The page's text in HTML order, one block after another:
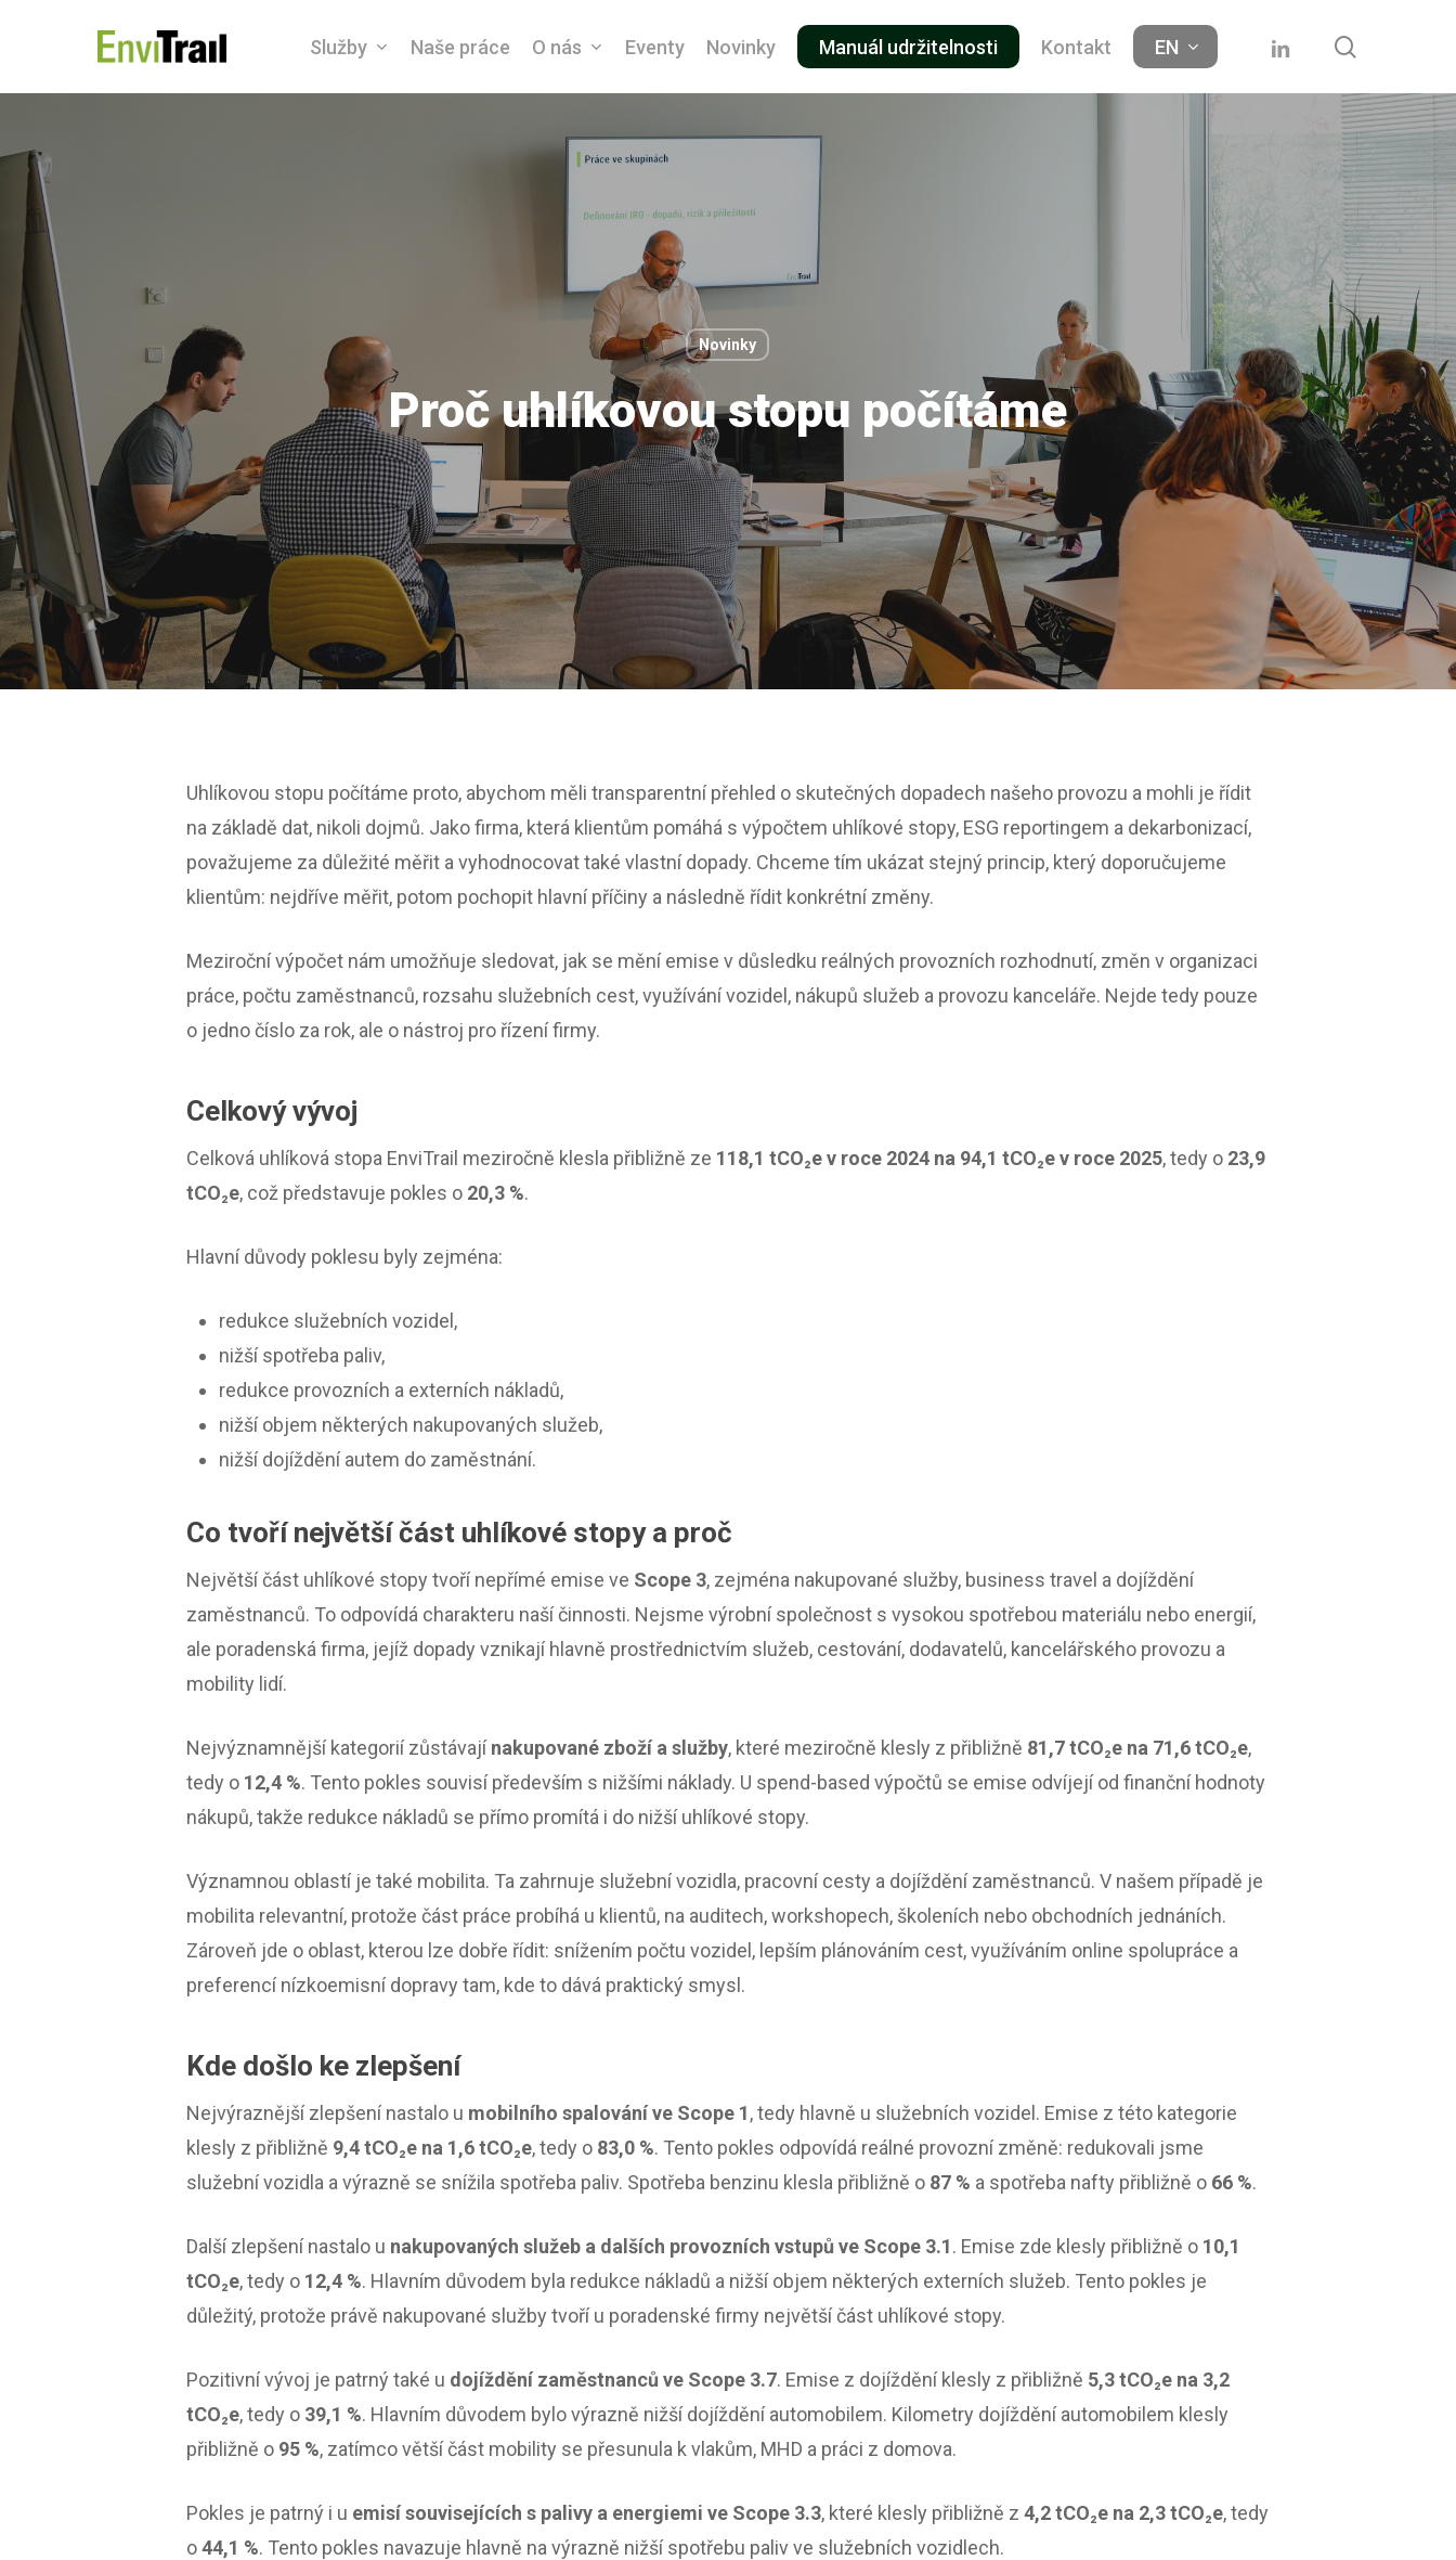
Služby Naše práce O nás Eventy Novinky Manuál udržitelnosti Kontakt EN linkedin
Novinky
Proč uhlíkovou stopu počítáme
Uhlíkovou stopu počítáme proto, abychom měli transparentní přehled o skutečných dopadech našeho provozu a mohli je řídit
na základě dat, nikoli dojmů. Jako firma, která klientům pomáhá s výpočtem uhlíkové stopy, ESG reportingem a dekarbonizací,
považujeme za důležité měřit a vyhodnocovat také vlastní dopady. Chceme tím ukázat stejný princip, který doporučujeme
klientům: nejdříve měřit, potom pochopit hlavní příčiny a následně řídit konkrétní změny.
Meziroční výpočet nám umožňuje sledovat, jak se mění emise v důsledku reálných provozních rozhodnutí, změn v organizaci
práce, počtu zaměstnanců, rozsahu služebních cest, využívání vozidel, nákupů služeb a provozu kanceláře. Nejde tedy pouze
o jedno číslo za rok, ale o nástroj pro řízení firmy.
Celkový vývoj
Celková uhlíková stopa EnviTrail meziročně klesla přibližně ze 118,1 tCO₂e v roce 2024 na 94,1 tCO₂e v roce 2025, tedy o 23,9
tCO₂e, což představuje pokles o 20,3 %.
Hlavní důvody poklesu byly zejména:
redukce služebních vozidel,
nižší spotřeba paliv,
redukce provozních a externích nákladů,
nižší objem některých nakupovaných služeb,
nižší dojíždění autem do zaměstnání.
Co tvoří největší část uhlíkové stopy a proč
Největší část uhlíkové stopy tvoří nepřímé emise ve Scope 3, zejména nakupované služby, business travel a dojíždění
zaměstnanců. To odpovídá charakteru naší činnosti. Nejsme výrobní společnost s vysokou spotřebou materiálu nebo energií,
ale poradenská firma, jejíž dopady vznikají hlavně prostřednictvím služeb, cestování, dodavatelů, kancelářského provozu a
mobility lidí.
Nejvýznamnější kategorií zůstávajínakupované zboží a služby, které meziročně klesly z přibližně 81,7 tCO₂e na 71,6 tCO₂e,
tedy o 12,4 %. Tento pokles souvisí především s nižšími náklady. U spend-based výpočtů se emise odvíjejí od finanční hodnoty
nákupů, takže redukce nákladů se přímo promítá i do nižší uhlíkové stopy.
Významnou oblastí je také mobilita. Ta zahrnuje služební vozidla, pracovní cesty a dojíždění zaměstnanců. V našem případě je
mobilita relevantní, protože část práce probíhá u klientů, na auditech, workshopech, školeních nebo obchodních jednáních.
Zároveň jde o oblast, kterou lze dobře řídit: snížením počtu vozidel, lepším plánováním cest, využíváním online spolupráce a
preferencí nízkoemisní dopravy tam, kde to dává praktický smysl.
Kde došlo ke zlepšení
Nejvýraznější zlepšení nastalo u mobilního spalování ve Scope 1, tedy hlavně u služebních vozidel. Emise z této kategorie
klesly z přibližně 9,4 tCO₂e na 1,6 tCO₂e, tedy o 83,0 %. Tento pokles odpovídá reálné provozní změně: redukovali jsme
služební vozidla a výrazně se snížila spotřeba paliv. Spotřeba benzinu klesla přibližně o 87 % a spotřeba nafty přibližně o 66 %.
Další zlepšení nastalo u nakupovaných služeb a dalších provozních vstupů ve Scope 3.1. Emise zde klesly přibližně o 10,1
tCO₂e, tedy o 12,4 %. Hlavním důvodem byla redukce nákladů a nižší objem některých externích služeb. Tento pokles je
důležitý, protože právě nakupované služby tvoří u poradenské firmy největší část uhlíkové stopy.
Pozitivní vývoj je patrný také u dojíždění zaměstnanců ve Scope 3.7. Emise z dojíždění klesly z přibližně 5,3 tCO₂e na 3,2
tCO₂e, tedy o 39,1 %. Hlavním důvodem bylo výrazně nižší dojíždění automobilem. Kilometry dojíždění automobilem klesly
přibližně o 95 %, zatímco větší část mobility se přesunula k vlakům, MHD a práci z domova.
Pokles je patrný i u emisí souvisejících s palivy a energiemi ve Scope 3.3, které klesly přibližně z4,2 tCO₂e na 2,3 tCO₂e, tedy
o44,1 %. Tento pokles navazuje hlavně na výrazně nižší spotřebu paliv ve služebních vozidlech.